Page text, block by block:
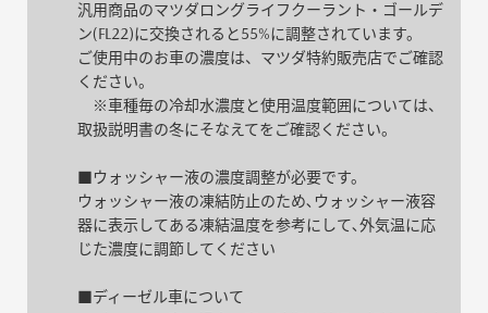
汎用商品のマツダロングライフクーラント・ゴールデ
ン(FL22)に交換されると55%に調整されています。
ご使用中のお車の濃度は、マツダ特約販売店でご確認
ください。
※車種毎の冷却水濃度と使用温度範囲については、
取扱説明書の冬にそなえてをご確認ください。
■ウォッシャー液の濃度調整が必要です。
ウォッシャー液の凍結防止のため､ウォッシャー液容
器に表示してある凍結温度を参考にして､外気温に応
じた濃度に調節してください
■ディーゼル車について